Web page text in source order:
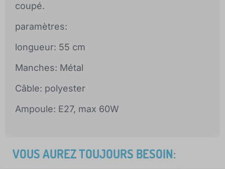
coupé.
paramètres:
longueur: 55 cm
Manches: Métal
Câble: polyester
Ampoule: E27, max 60W
VOUS AUREZ TOUJOURS BESOIN: